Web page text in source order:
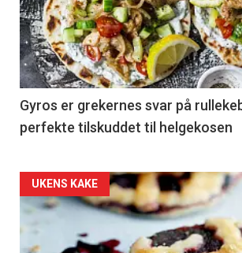
Gyros er grekernes svar på
perfekte tilskuddet til helgekosen
Forsiden
akkurat
UKENS KAKE